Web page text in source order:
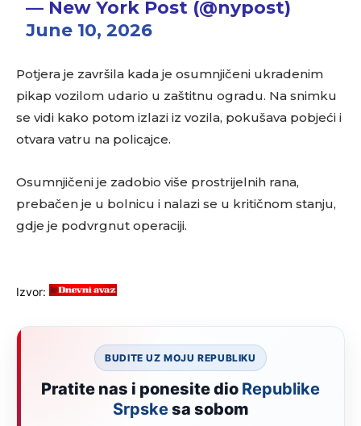
— New York Post (@nypost)
June 10, 2026
Potjera je završila kada je osumnjičeni ukradenim
pikap vozilom udario u zaštitnu ogradu. Na snimku
se vidi kako potom izlazi iz vozila, pokušava pobjeći i
otvara vatru na policajce.
Osumnjičeni je zadobio više prostrijelnih rana,
prebačen je u bolnicu i nalazi se u kritičnom stanju,
gdje je podvrgnut operaciji.
Izvor:
BUDITE UZ MOJU REPUBLIKU
Pratite nas i ponesite dio Republike
Srpskesa sobom